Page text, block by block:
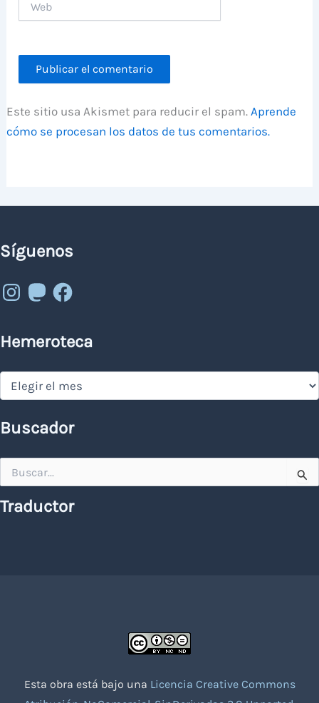
Este sitio usa Akismet para reducir el spam.Aprende
cómo se procesan los datos de tus comentarios.
Síguenos
Instagram
MastodonFacebook
Hemeroteca
Hemeroteca
Buscador
por:
Traductor
Esta obra está bajo una Licencia Creative Commons